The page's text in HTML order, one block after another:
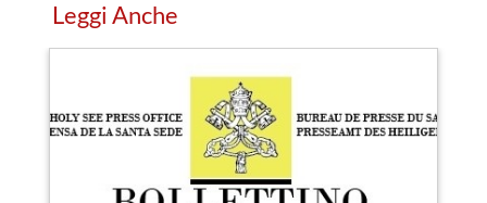
Leggi Anche